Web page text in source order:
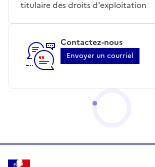
titulaire des droits d'exploitation
Contactez-nous
Envoyer un courriel